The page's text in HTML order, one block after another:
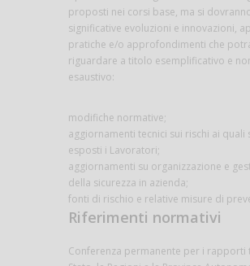
proposti nei corsi base, ma si
significative evoluzioni e innovazioni,
pratiche e/o approfondimenti che
riguardare a titolo esemplificativo e
esaustivo:
modifiche normative;
aggiornamenti tecnici sui rischi ai quali
esposti i Lavoratori;
aggiornamenti su organizzazione e
della sicurezza in azienda;
fonti di rischio e relative misure di
Riferimenti normativi
Conferenza permanente per i rapporti